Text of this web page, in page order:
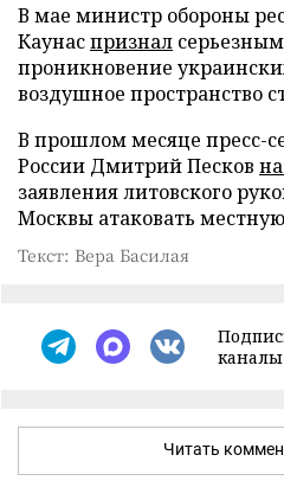
В мае министр обороны
Каунаспризнал
проникновение
воздушное пространство
В прошлом месяце пресс-
России Дмитрий Песков
заявления литовского
Москвы атаковать
Текст: Вера Басилая
каналы
Читать